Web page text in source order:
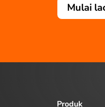
Mulai
Produk